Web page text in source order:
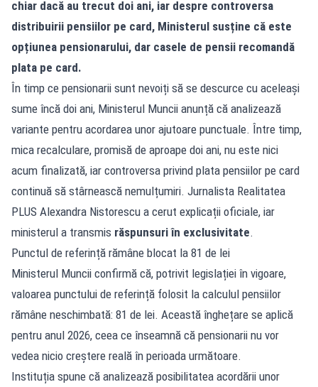
chiar dacă au trecut doi ani, iar despre controversa
distribuirii pensiilor pe card, Ministerul susține că este
opțiunea pensionarului, dar casele de pensii recomandă
plata pe card.
În timp ce pensionarii sunt nevoiți să se descurce cu aceleași
sume încă doi ani, Ministerul Muncii anunță că analizează
variante pentru acordarea unor ajutoare punctuale. Între timp,
mica recalculare, promisă de aproape doi ani, nu este nici
acum finalizată, iar controversa privind plata pensiilor pe card
continuă să stârnească nemulțumiri. Jurnalista Realitatea
PLUS Alexandra Nistorescu a cerut explicații oficiale, iar
ministerul a transmis răspunsuri în exclusivitate.
Punctul de referință rămâne blocat la 81 de lei
Ministerul Muncii confirmă că, potrivit legislației în vigoare,
valoarea punctului de referință folosit la calculul pensiilor
rămâne neschimbată: 81 de lei. Această înghețare se aplică
pentru anul 2026, ceea ce înseamnă că pensionarii nu vor
vedea nicio creștere reală în perioada următoare.
Instituția spune că analizează posibilitatea acordării unor